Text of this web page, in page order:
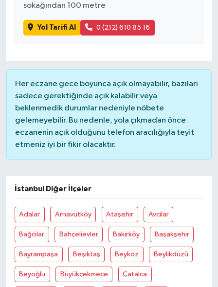
sokağından 100 metre
Yol Tarifi Al 0 (212) 610 85 16
Her eczane gece boyunca açık olmayabilir, bazıları
sadece gerektiğinde açık kalabilir veya
beklenmedik durumlar nedeniyle nöbete
gelemeyebilir. Bu nedenle, yola çıkmadan önce
eczanenin açık olduğunu telefon aracılığıyla teyit
etmeniz iyi bir fikir olacaktır.
İstanbul Diğer İlçeler
Adalar Arnavutköy Ataşehir Avcilar
Bağcilar Bahçelievler Bakirköy Başakşehir
Bayrampaşa Beşiktaş Beykoz Beylikdüzü
Beyoğlu Büyükçekmece Çatalca